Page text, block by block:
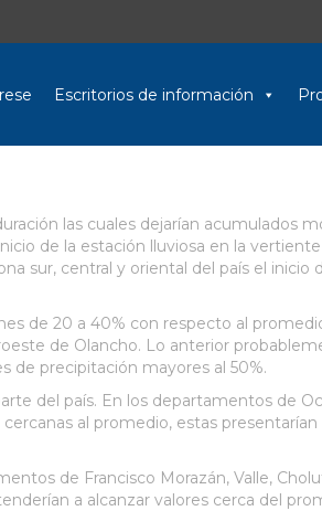
Escritorios de información
las cuales dejarían acumulados
de la estación lluviosa en la
sur, central y oriental del país el inicio
de 20 a 40% con respecto al
de Olancho. Lo anterior
de precipitación mayores al 50%.
del país. En los departamentos de
al promedio, estas
de Francisco Morazán, Valle,
a alcanzar valores cerca del